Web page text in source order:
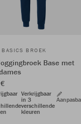
BASICS BROEK
Base met
Verkrijgbaar
in 3
verschillende
kleuren